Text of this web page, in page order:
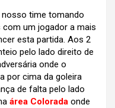
time tomando
um jogador a mais
esta partida. Aos 2
pelo lado direito de
onde o
por cima da goleira
de falta pelo lado
área Colorada onde